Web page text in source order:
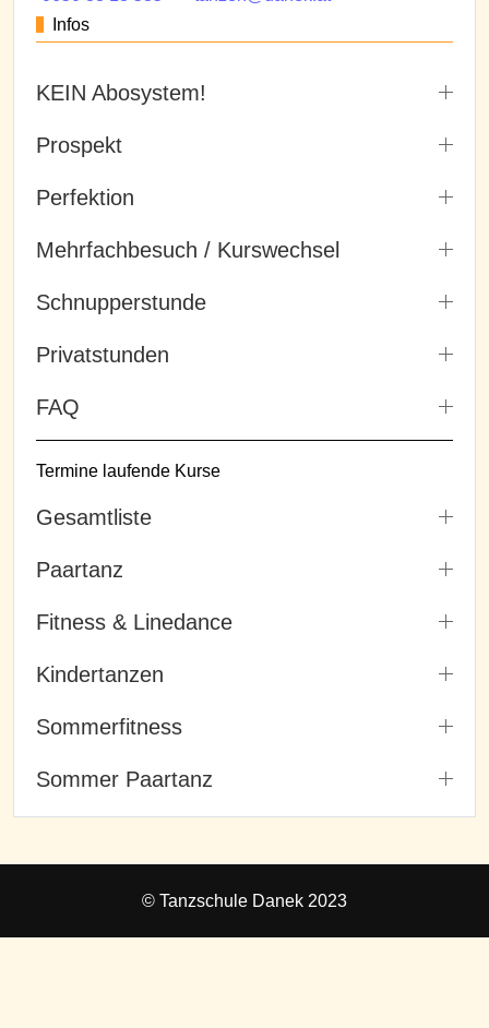
Infos
KEIN Abosystem!
Prospekt
Perfektion
Mehrfachbesuch / Kurswechsel
Schnupperstunde
Privatstunden
FAQ
Termine laufende Kurse
Gesamtliste
Paartanz
Fitness & Linedance
Kindertanzen
Sommerfitness
Sommer Paartanz
© Tanzschule Danek 2023